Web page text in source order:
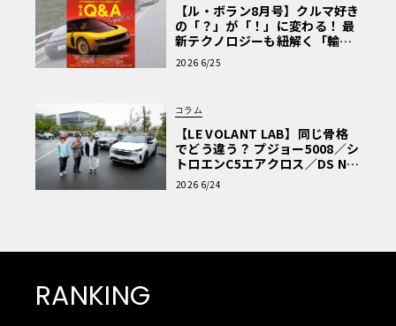
【ル・ボラン8月号】クルマ好き
の「？」が「！」に変わる！ 最
新テクノロジーも紐解く「輸入
車Q&A」
2026 6/25
コラム
【LE VOLANT LAB】同じ骨格
でどう違う？ プジョー5008／シ
トロエンC5エアクロス／DS Nº4
読者一気乗りレポート
2026 6/24
RANKING